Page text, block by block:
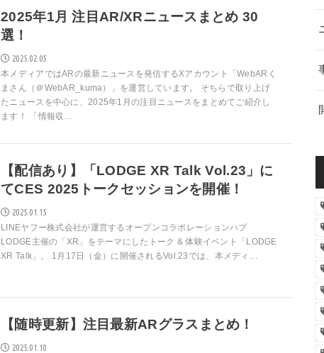
2025年1月 注目AR/XRニュースまとめ 30
選！
2025.02.05
本メディアではARの最新ニュースを発信するXアカウント「WebARく
まさん（＠WebAR_kuma）」を運営しています。 そちらで取り上げ
たニュースを中心に、2025年1月の注目ニュースをまとめてご紹介し
ます！ 「情報収…
【配信あり】「LODGE XR Talk Vol.23」に
てCES 2025トークセッションを開催！
2025.01.15
LINEヤフー株式会社が運営するオープンコラボレーションハブ
LODGE主催の「XR」をテーマにしたトーク & 体験イベント「LODGE
XR Talk」。 1月17日（金）に開催されるVol.23では、本メディ…
【随時更新】注目最新ARグラスまとめ！
2025.01.10